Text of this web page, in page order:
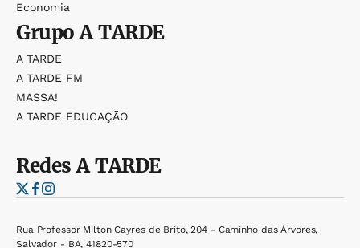
Economia
GrupoA TARDE
A TARDE
A TARDE FM
MASSA!
A TARDE EDUCAÇÃO
RedesA TARDE
Rua Professor Milton Cayres de Brito, 204 - Caminho das Árvores,
Salvador - BA, 41820-570